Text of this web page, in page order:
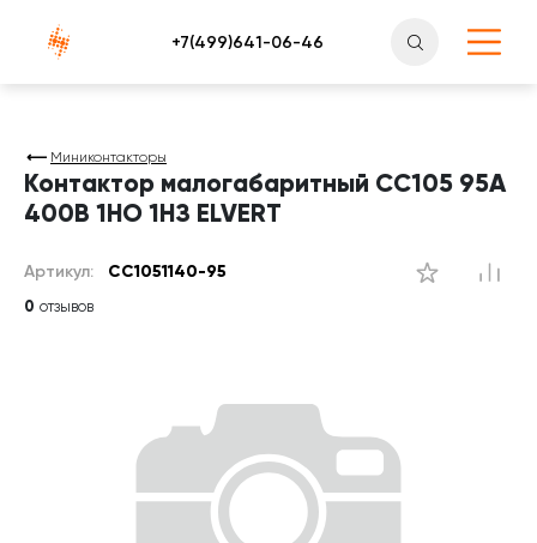
Атлантснаб
Миниконтакторы
Контактор малогабаритный СС105 95A
400В 1НО 1НЗ ELVERT
Артикул: CC1051140-95